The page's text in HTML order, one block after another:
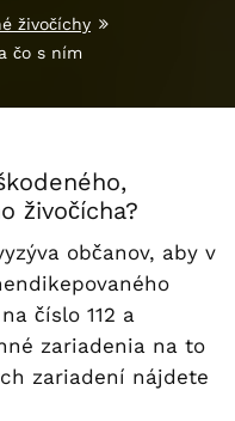
živočíchy
čo s ním
živočícha?
občanov, aby v
číslo 112 a
zariadenia na to
zariadení nájdete